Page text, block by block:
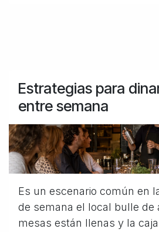
Estrategias para
entre semana
Es un escenario común en
de semana el local bulle de
mesas están llenas y la